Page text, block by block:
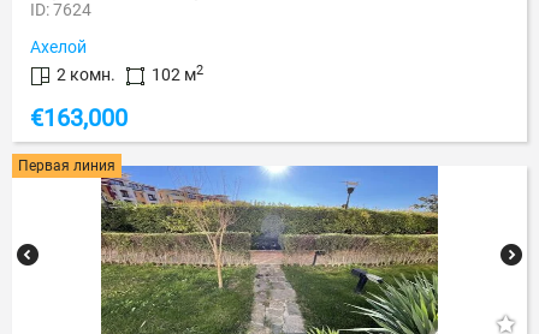
ID: 7624
Ахелой
2 комн.
102 м2
€163,000
Первая линия